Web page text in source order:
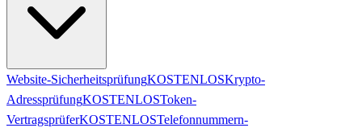
Website-SicherheitsprüfungKOSTENLOSKrypto-
AdressprüfungKOSTENLOSToken-
VertragsprüferKOSTENLOSTelefonnummern-